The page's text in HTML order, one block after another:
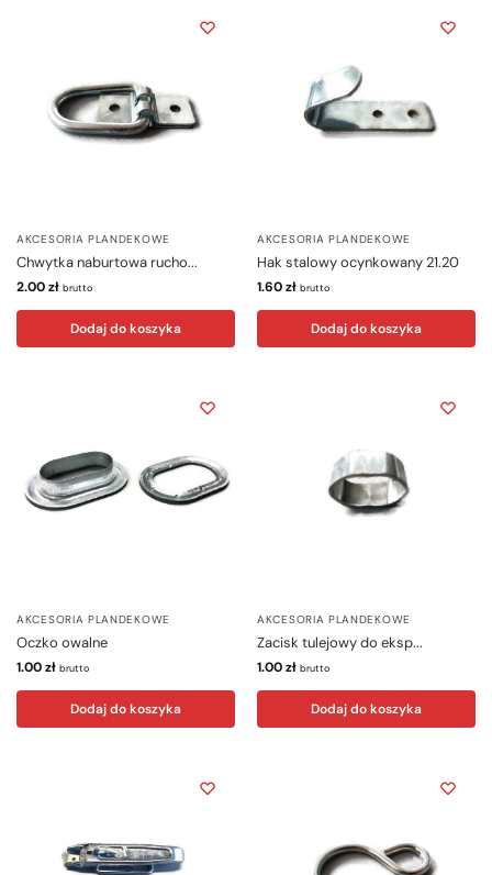
AKCESORIA PLANDEKOWE
Chwytka naburtowa rucho...
2.00zł brutto
Dodaj do koszyka
AKCESORIA PLANDEKOWE
Hak stalowy ocynkowany 21.20
1.60zł brutto
Dodaj do koszyka
AKCESORIA PLANDEKOWE
Oczko owalne
1.00zł brutto
Dodaj do koszyka
AKCESORIA PLANDEKOWE
Zacisk tulejowy do eksp...
1.00zł brutto
Dodaj do koszyka